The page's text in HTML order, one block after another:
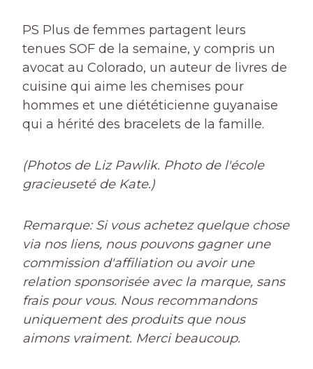
PS Plus de femmes partagent leurs
tenues SOF de la semaine, y compris un
avocat au Colorado, un auteur de livres de
cuisine qui aime les chemises pour
hommes et une diététicienne guyanaise
qui a hérité des bracelets de la famille.
(Photos de Liz Pawlik. Photo de l'école
gracieuseté de Kate.)
Remarque: Si vous achetez quelque chose
via nos liens, nous pouvons gagner une
commission d'affiliation ou avoir une
relation sponsorisée avec la marque, sans
frais pour vous. Nous recommandons
uniquement des produits que nous
aimons vraiment. Merci beaucoup.